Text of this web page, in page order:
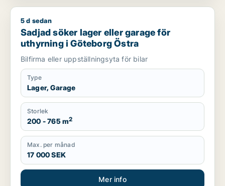
Sadjad söker lager eller garage för uthyrning i Göteborg
5 d sedan
Sadjad söker lager eller garage för
uthyrning i Göteborg Östra
Bilfirma eller uppställningsyta för bilar
Type
Lager, Garage
Storlek
200 - 765 m2
Max. per månad
17 000 SEK
Mer info